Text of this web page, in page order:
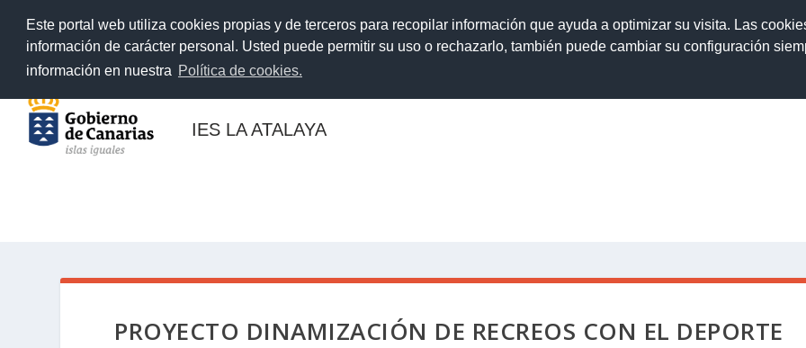
Este portal web utiliza cookies propias y de terceros para recopilar información que ayuda a optimizar su visita. Las
información de carácter personal. Usted puede permitir su uso o rechazarlo, también puede cambiar su configuración
información en nuestra Política de cookies.
TENDENCIAS: #DíadeCanarias2020
IES LA ATALAYA
PROYECTO DINAMIZACIÓN DE RECREOS CON EL DEPORTE